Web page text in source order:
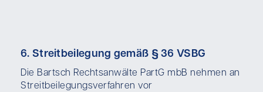
6. Streitbeilegung gemäß § 36 VSBG
Die Bartsch Rechtsanwälte PartG mbB nehmen an
Streitbeilegungsverfahren vor